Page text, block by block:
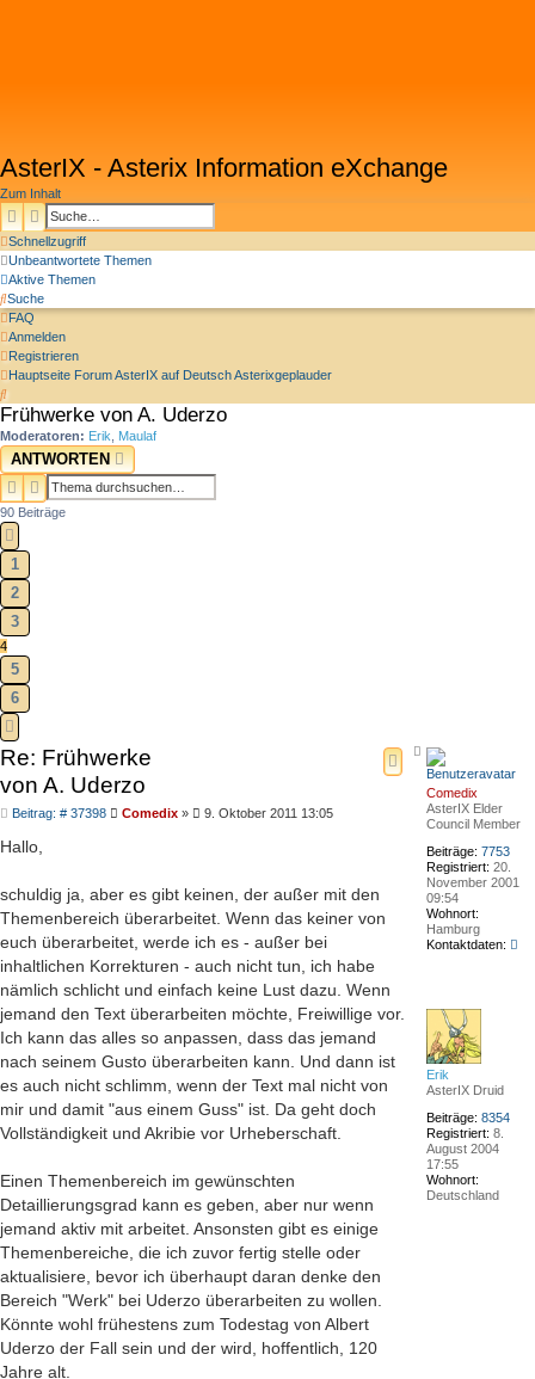
AsterIX - Asterix Information eXchange
Zum Inhalt
SUCHE
ERWEITERTE SUCHE
Schnellzugriff
Unbeantwortete Themen
Aktive Themen
Suche
FAQ
Anmelden
Registrieren
Hauptseite ForumAsterIX auf DeutschAsterixgeplauder
Suche
Frühwerke von A. Uderzo
Moderatoren: Erik Maulaf
ANTWORTEN
SUCHE
ERWEITERTE SUCHE
90 Beiträge
1
2
3
4
5
6
Comedix
AsterIX Elder
Council Member
Beiträge: 7753
Registriert: 20.
November 2001
09:54
Wohnort:
Hamburg
Kontaktdaten:
Re: Frühwerke
von A. Uderzo
Beitrag: # 37398Beitrag
Comedix » 9. Oktober 2011 13:05
Hallo,
schuldig ja, aber es gibt keinen, der außer mit den
Themenbereich überarbeitet. Wenn das keiner von
euch überarbeitet, werde ich es - außer bei
inhaltlichen Korrekturen - auch nicht tun, ich habe
nämlich schlicht und einfach keine Lust dazu. Wenn
jemand den Text überarbeiten möchte, Freiwillige vor.
Ich kann das alles so anpassen, dass das jemand
nach seinem Gusto überarbeiten kann. Und dann ist
es auch nicht schlimm, wenn der Text mal nicht von
mir und damit "aus einem Guss" ist. Da geht doch
Vollständigkeit und Akribie vor Urheberschaft.
Einen Themenbereich im gewünschten
Detaillierungsgrad kann es geben, aber nur wenn
jemand aktiv mit arbeitet. Ansonsten gibt es einige
Themenbereiche, die ich zuvor fertig stelle oder
aktualisiere, bevor ich überhaupt daran denke den
Bereich "Werk" bei Uderzo überarbeiten zu wollen.
Könnte wohl frühestens zum Todestag von Albert
Uderzo der Fall sein und der wird, hoffentlich, 120
Jahre alt.
Nach
oben
Erik
AsterIX Druid
Beiträge: 8354
Registriert: 8.
August 2004
17:55
Wohnort:
Deutschland